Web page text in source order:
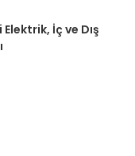
İç ve Dış